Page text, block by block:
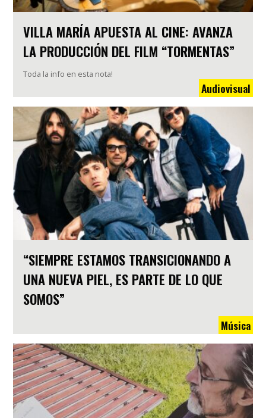
VILLA MARÍA APUESTA AL CINE: AVANZA
LA PRODUCCIÓN DEL FILM “TORMENTAS”
Toda la info en esta nota!
Audiovisual
“SIEMPRE ESTAMOS TRANSICIONANDO A
UNA NUEVA PIEL, ES PARTE DE LO QUE
SOMOS”
Música